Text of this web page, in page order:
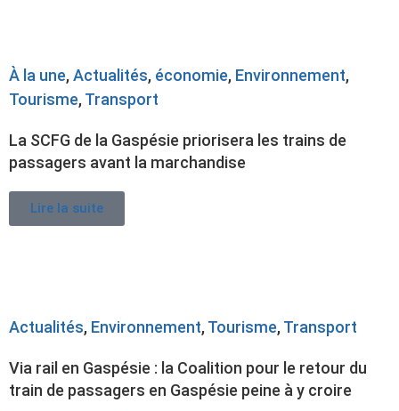
À la une,Actualités, économie, Environnement,
Tourisme,Transport
La SCFG de la Gaspésie priorisera les trains de
passagers avant la marchandise
Lire la suite
Actualités, Environnement,Tourisme,Transport
Via rail en Gaspésie : la Coalition pour le retour du
train de passagers en Gaspésie peine à y croire